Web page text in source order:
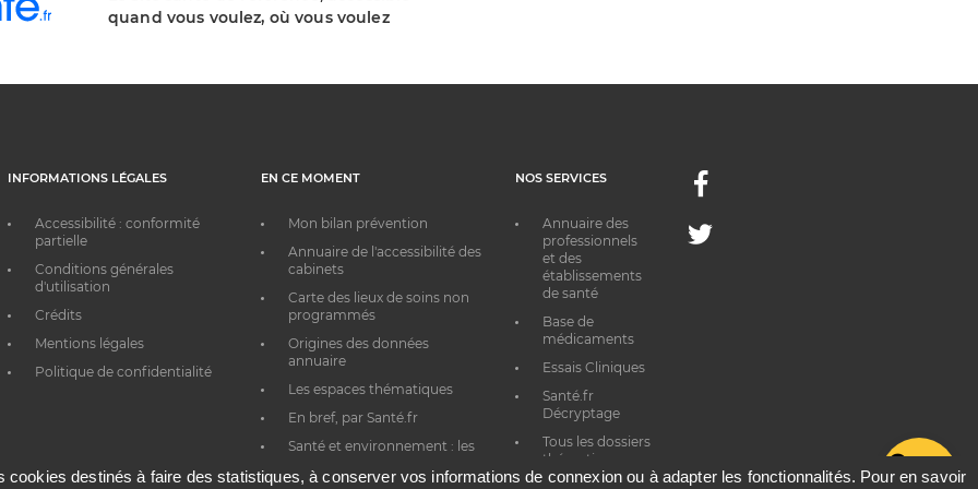
quand vous voulez, où vous voulez
INFORMATIONS LÉGALES
Accessibilité : conformité
partielle
Conditions générales
d'utilisation
Crédits
Mentions légales
Politique de confidentialité
EN CE MOMENT
Mon bilan prévention
Annuaire de l'accessibilité des
cabinets
Carte des lieux de soins non
programmés
Origines des données
annuaire
Les espaces thématiques
En bref, par Santé.fr
Santé et environnement : les
NOS SERVICES
Annuaire des
professionnels
et des
établissements
de santé
Base de
médicaments
Essais Cliniques
Santé.fr
Décryptage
Tous les dossiers
thématiques
Facebook
Twitter
cookies destinés à faire des statistiques, à conserver vos informations de connexion ou à adapter les fonctionnalités. Pour en savoir